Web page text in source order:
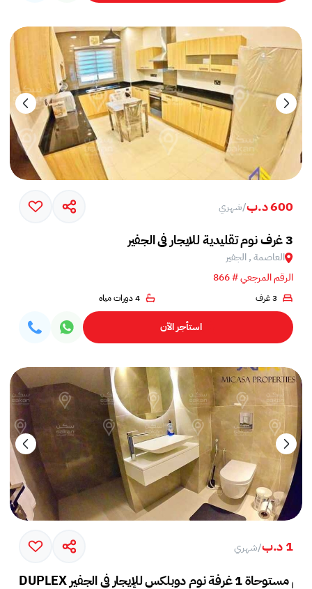
600 د.ب /شهري
3 غرف نوم تقليدية للايجار في الجفير
العاصمة , الجفير
الرقم المرجعي # 866
3 غرف 4 دورات مياه
استأجر الآن
1 د.ب /شهري